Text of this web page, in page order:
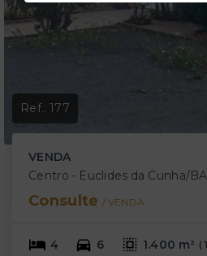
Ref.:177
VENDA
Centro - Euclides da Cunha/
Consulte / VENDA
4 6 1.400 m² (